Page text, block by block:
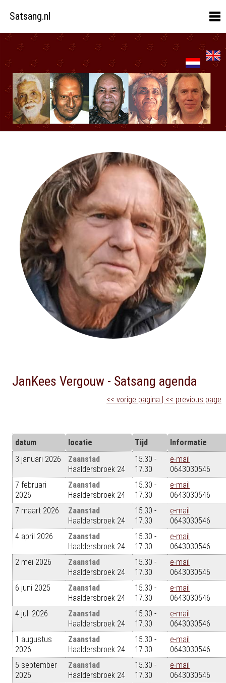
Satsang.nl
JanKees Vergouw - Satsang agenda
<< vorige pagina | << previous page
datum locatie Tijd
Informatie
3 januari 2026
Zaanstad
Haaldersbroek 24
15.30 -
17.30
e-mail
0643030546
7 februari
2026
Zaanstad
Haaldersbroek 24
15.30 -
17.30
e-mail
0643030546
7 maart 2026
Zaanstad
Haaldersbroek 24
15.30 -
17.30
e-mail
0643030546
4 april 2026
Zaanstad
Haaldersbroek 24
15.30 -
17.30
e-mail
0643030546
2 mei 2026
Zaanstad
Haaldersbroek 24
15.30 -
17.30
e-mail
0643030546
6 juni 2025
Zaanstad
Haaldersbroek 24
15.30 -
17.30
e-mail
0643030546
4 juli 2026
Zaanstad
Haaldersbroek 24
15.30 -
17.30
e-mail
0643030546
1 augustus
2026
Zaanstad
Haaldersbroek 24
15.30 -
17.30
e-mail
0643030546
5 september
2026
Zaanstad
Haaldersbroek 24
15.30 -
17.30
e-mail
0643030546